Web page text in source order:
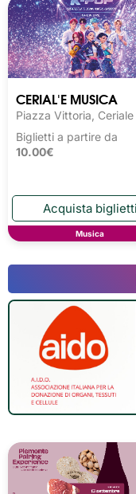
CERIAL'E MUSICA
Piazza Vittoria, Ceriale
Biglietti a partire da
10.00€
Musica